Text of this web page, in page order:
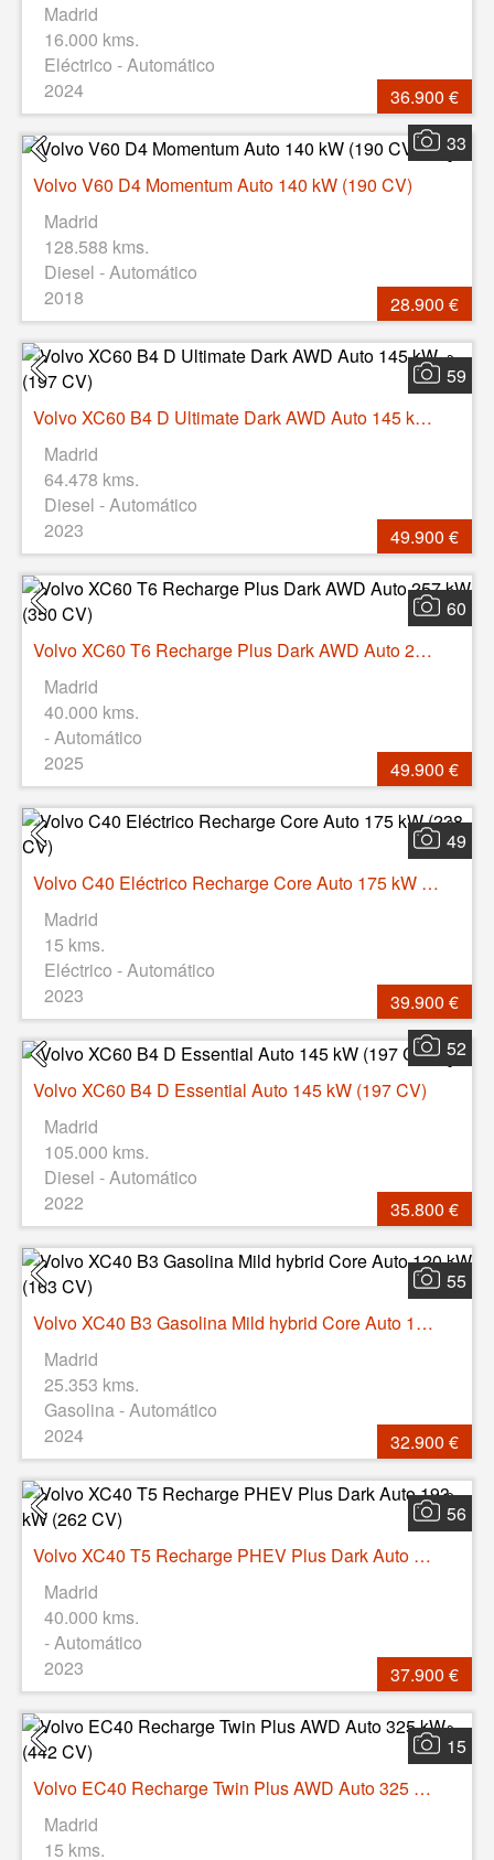
Madrid
16.000 kms.
Eléctrico - Automático
2024
36.900 €
33
Volvo V60 D4 Momentum Auto 140 kW (190 CV)
Madrid
128.588 kms.
Diesel - Automático
2018
28.900 €
59
Volvo XC60 B4 D Ultimate Dark AWD Auto 145 kW (197 CV)
Madrid
64.478 kms.
Diesel - Automático
2023
49.900 €
60
Volvo XC60 T6 Recharge Plus Dark AWD Auto 257 kW (350 CV)
Madrid
40.000 kms.
- Automático
2025
49.900 €
49
Volvo C40 Eléctrico Recharge Core Auto 175 kW (238 CV)
Madrid
15 kms.
Eléctrico - Automático
2023
39.900 €
52
Volvo XC60 B4 D Essential Auto 145 kW (197 CV)
Madrid
105.000 kms.
Diesel - Automático
2022
35.800 €
55
Volvo XC40 B3 Gasolina Mild hybrid Core Auto 120 kW (163 CV)
Madrid
25.353 kms.
Gasolina - Automático
2024
32.900 €
56
Volvo XC40 T5 Recharge PHEV Plus Dark Auto 193 kW (262 CV)
Madrid
40.000 kms.
- Automático
2023
37.900 €
15
Volvo EC40 Recharge Twin Plus AWD Auto 325 kW (442 CV)
Madrid
15 kms.